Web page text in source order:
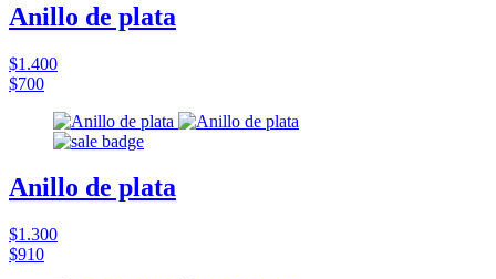
Anillo de plata
$1.400
$700
Anillo de plata
$1.300
$910